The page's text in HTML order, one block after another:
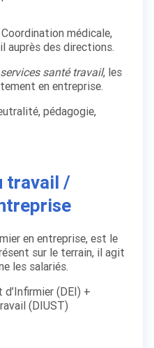
Coordination médicale,
auprès des directions.
services santé travail, les
en entreprise.
pédagogie,
travail /
en entreprise, est le
sur le terrain, il agit
les salariés.
d’Infirmier (DEI) +
(DIUST)